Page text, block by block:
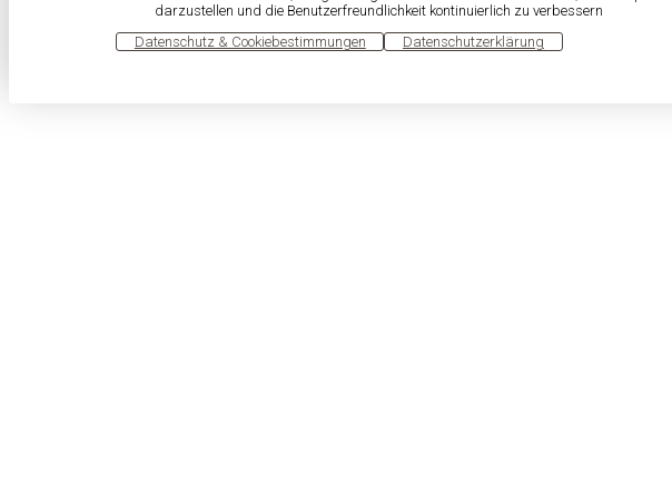
darzustellen und die Benutzerfreundlichkeit kontinuierlich zu verbessern
Datenschutz & Cookiebestimmungen Datenschutzerklärung